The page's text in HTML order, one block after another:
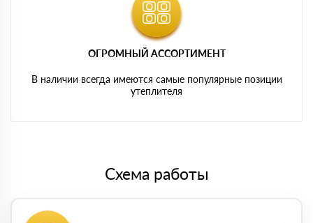
ОГРОМНЫЙ АССОРТИМЕНТ
В наличии всегда имеются самые популярные позиции
утеплителя
Схема работы